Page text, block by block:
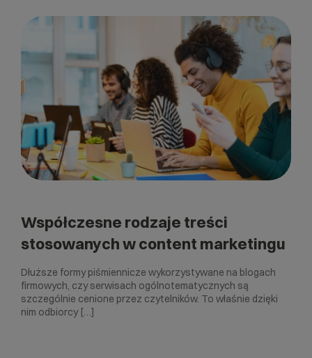
Współczesne rodzaje treści
stosowanych w content marketingu
Dłuższe formy piśmiennicze wykorzystywane na blogach
firmowych, czy serwisach ogólnotematycznych są
szczególnie cenione przez czytelników. To właśnie dzięki
nim odbiorcy […]